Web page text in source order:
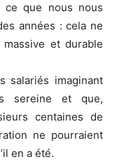
ce que nous nous
années : cela ne
massive et durable
salariés imaginant
sereine et que,
centaines de
ne pourraient
en a été.